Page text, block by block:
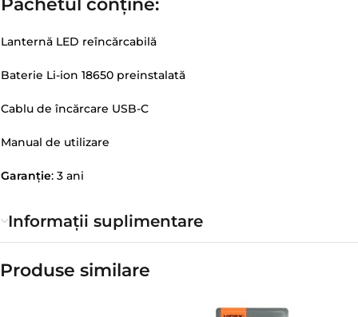
Pachetul conține:
Lanternă LED reîncărcabilă
Baterie Li-ion 18650 preinstalată
Cablu de încărcare USB-C
Manual de utilizare
Garanție: 3 ani
Informații suplimentare
Produse similare​